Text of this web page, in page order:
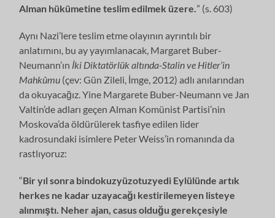
Alman hükümetine teslim edilmek üzere. ” (s. 603)
Aynı Nazi’lere teslim etme olayının ayrıntılı bir
anlatımını, bu ay yayımlanacak, Margaret Buber-
Neumann’ın İki Diktatörlük altında-Stalin ve Hitler’in
Mahkûmu (çev: Gün Zileli, İmge, 2012) adlı anılarından
da okuyacağız. Yine Margarete Buber-Neumann ve Jan
Valtin’de adları geçen Alman Komünist Partisi’nin
Moskova’da öldürülerek tasfiye edilen lider
kadrosundaki isimlere Peter Weiss’in romanında da
rastlıyoruz:
“Bir yıl sonra bindokuzyüzotuzyedi Eylülünde artık
herkes ne kadar uzayacağı kestirilemeyen listeye
alınmıştı. Neher ajan, casus olduğu gerekçesiyle